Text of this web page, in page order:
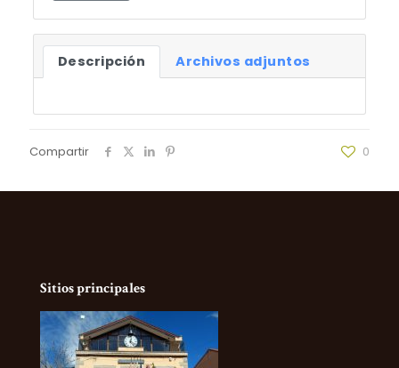
Descripción Archivos adjuntos
Compartir 0
Sitios principales